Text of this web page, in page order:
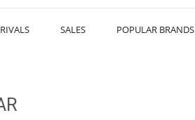
SALES POPULAR BRANDS